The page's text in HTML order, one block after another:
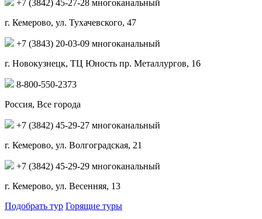
+7 (3842) 45-27-28 многоканальный
г. Кемерово, ул. Тухачевского, 47
+7 (3843) 20-03-09 многоканальный
г. Новокузнецк, ТЦ Юность пр. Металлургов, 16
8-800-550-2373
Россия, Все города
+7 (3842) 45-29-27 многоканальный
г. Кемерово, ул. Волгоградская, 21
+7 (3842) 45-29-29 многоканальный
г. Кемерово, ул. Весенняя, 13
Подобрать тур Горящие туры